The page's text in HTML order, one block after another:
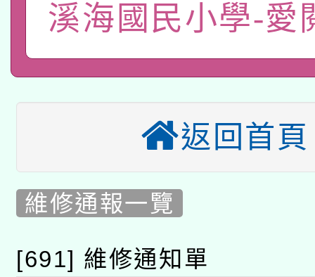
pilot」
有關大陸委員會函釋公
薪期間赴陸應申請許可
用水績優單位及節水達
動」
115年8月22日(星期六)
桃園市孔廟祈福系列
2026年桃園地景藝術
本校115學年度第2次
甄選結果公告(無人報
適應運動共學行動站研
本館辦理115年度閱讀
暨閱讀推動專業研習
科技賦能─人工智慧
溪海國民小學-愛
返回首頁
維修通報一覽
[691] 維修通知單